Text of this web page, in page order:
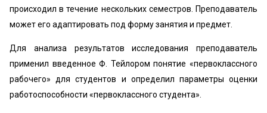
происходил в течение нескольких семестров. Преподаватель
может его адаптировать под форму занятия и предмет.
Для анализа результатов исследования преподаватель
применил введенное Ф. Тейлором понятие «первоклассного
рабочего» для студентов и определил параметры оценки
работоспособности «первоклассного студента».